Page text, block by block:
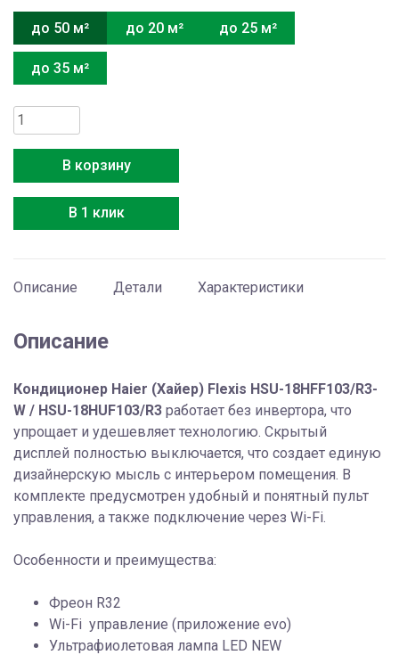
до 50 м² до 20 м² до 25 м²
до 35 м²
Количество
товара
Flexis
HSU-
18HFF103/R3-
HSU-
В корзину
В 1 клик
Описание Детали Характеристики
Описание
Кондиционер Haier (Хайер) Flexis HSU-18HFF103/R3-
W / HSU-18HUF103/R3 работает без инвертора, что
упрощает и удешевляет технологию. Скрытый
дисплей полностью выключается, что создает единую
дизайнерскую мысль с интерьером помещения. В
комплекте предусмотрен удобный и понятный пульт
управления, а также подключение через Wi-Fi.
Особенности и преимущества:
Фреон R32
Wi-Fi управление (приложение evo)
Ультрафиолетовая лампа LED NEW